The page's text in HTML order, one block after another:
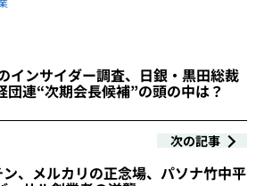
インサイダー調査、日銀・黒田総裁
連“次期会長候補”の頭の中は？
次の記事
、メルカリの正念場、パソナ竹中平